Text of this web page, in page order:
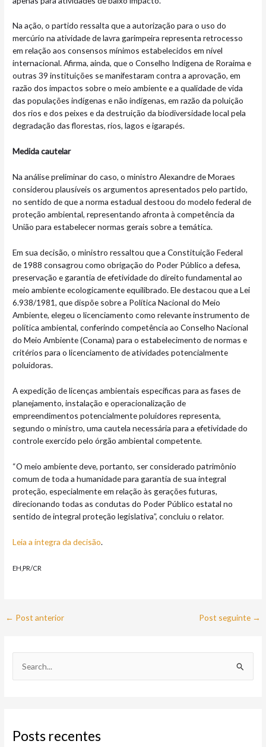
Na ação, o partido ressalta que a autorização para o uso do
mercúrio na atividade de lavra garimpeira representa retrocesso
em relação aos consensos mínimos estabelecidos em nível
internacional. Afirma, ainda, que o Conselho Indígena de Roraima e
outras 39 instituições se manifestaram contra a aprovação, em
razão dos impactos sobre o meio ambiente e a qualidade de vida
das populações indígenas e não indígenas, em razão da poluição
dos rios e dos peixes e da destruição da biodiversidade local pela
degradação das florestas, rios, lagos e igarapés.
Medida cautelar
Na análise preliminar do caso, o ministro Alexandre de Moraes
considerou plausíveis os argumentos apresentados pelo partido,
no sentido de que a norma estadual destoou do modelo federal de
proteção ambiental, representando afronta à competência da
União para estabelecer normas gerais sobre a temática.
Em sua decisão, o ministro ressaltou que a Constituição Federal
de 1988 consagrou como obrigação do Poder Público a defesa,
preservação e garantia de efetividade do direito fundamental ao
meio ambiente ecologicamente equilibrado. Ele destacou que a Lei
6.938/1981, que dispõe sobre a Política Nacional do Meio
Ambiente, elegeu o licenciamento como relevante instrumento de
política ambiental, conferindo competência ao Conselho Nacional
do Meio Ambiente (Conama) para o estabelecimento de normas e
critérios para o licenciamento de atividades potencialmente
poluidoras.
A expedição de licenças ambientais específicas para as fases de
planejamento, instalação e operacionalização de
empreendimentos potencialmente poluidores representa,
segundo o ministro, uma cautela necessária para a efetividade do
controle exercido pelo órgão ambiental competente.
“O meio ambiente deve, portanto, ser considerado patrimônio
comum de toda a humanidade para garantia de sua integral
proteção, especialmente em relação às gerações futuras,
direcionando todas as condutas do Poder Público estatal no
sentido de integral proteção legislativa”, concluiu o relator.
Leia a íntegra da decisão.
EH,PR/CR
← Post anterior Post seguinte →
u
Posts recentes